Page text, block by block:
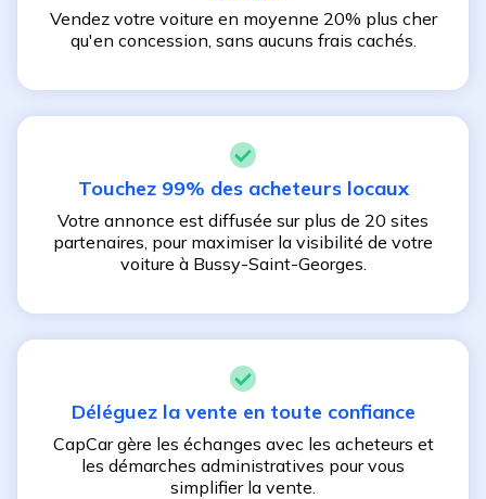
Vendez votre voiture en moyenne 20% plus cher
qu'en concession, sans aucuns frais cachés.
Touchez 99% des acheteurs locaux
Votre annonce est diffusée sur plus de 20 sites
partenaires, pour maximiser la visibilité de votre
voiture à Bussy-Saint-Georges.
Déléguez la vente en toute confiance
CapCar gère les échanges avec les acheteurs et
les démarches administratives pour vous
simplifier la vente.